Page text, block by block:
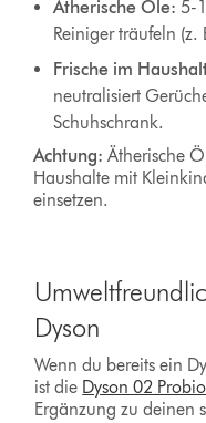
Ätherische Öle: 5-
Reiniger träufeln (z.
Frische im
neutralisiert
Schuhschrank.
Achtung: Ätherische
Haushalte mit
einsetzen.
Dyson
Wenn du bereits ein
ist die Dyson 02
Ergänzung zu deinen